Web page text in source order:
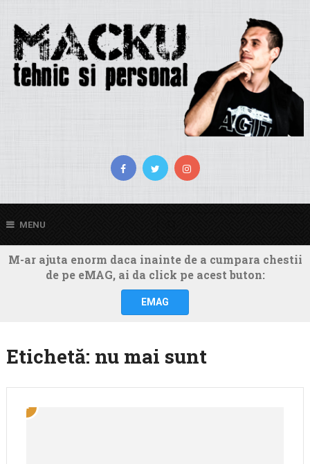
MENU
M-ar ajuta enorm daca inainte de a cumpara chestii
de pe eMAG, ai da click pe acest buton:
EMAG
Etichetă: nu mai sunt